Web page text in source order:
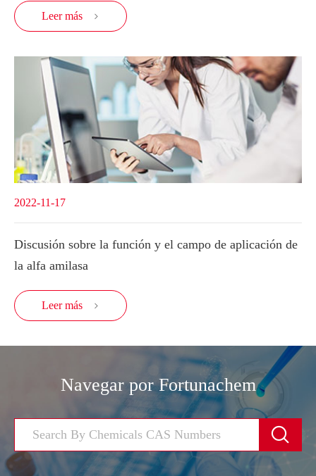
Leer más 
2022-11-17
Discusión sobre la función y el campo de aplicación de
la alfa amilasa
Leer más 
Navegar por Fortunachem
